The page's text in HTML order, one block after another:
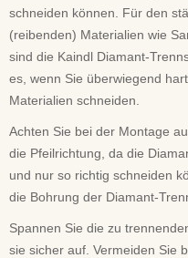
schneiden können. Für den
(reibenden) Materialien wie
sind die Kaindl Diamant-
es, wenn Sie überwiegend
Materialien schneiden.
Achten Sie bei der Montage
die Pfeilrichtung, da die
und nur so richtig schneiden
die Bohrung der Diamant-
Spannen Sie die zu
sie sicher auf. Vermeiden Sie